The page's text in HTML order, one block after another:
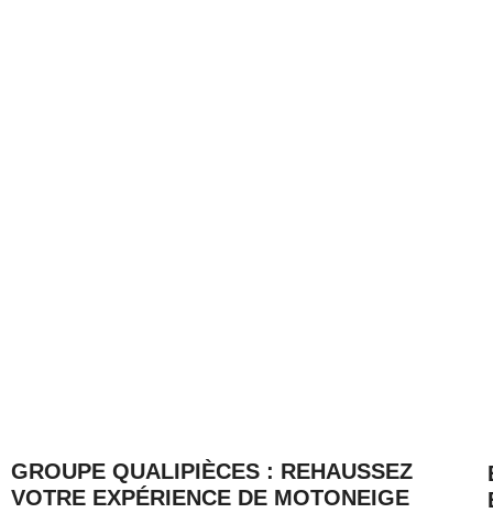
GROUPE QUALIPIÈCES : REHAUSSEZ
VOTRE EXPÉRIENCE DE MOTONEIGE